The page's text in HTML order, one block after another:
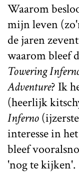
Waarom
mijn leven
de jaren
waarom bleef
Towering
Adventure? Ik
(heerlijk
Inferno
interesse in
bleef
'nog te kijken'.